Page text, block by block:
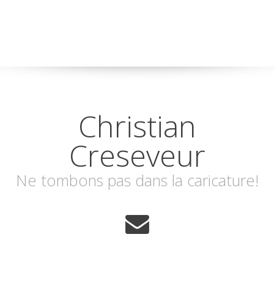
Christian
Creseveur
Ne tombons pas dans la caricature!